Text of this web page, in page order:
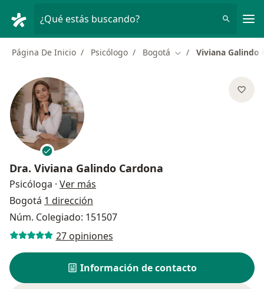
¿Qué estás buscando?
Página De Inicio Psicólogo Bogotá Cambiar de ciudad
Viviana Galindo
Dra. Viviana Galindo Cardona
Psicóloga · Ver más
Bogotá 1 dirección
Núm. Colegiado: 151507
27 opiniones
Información de contacto